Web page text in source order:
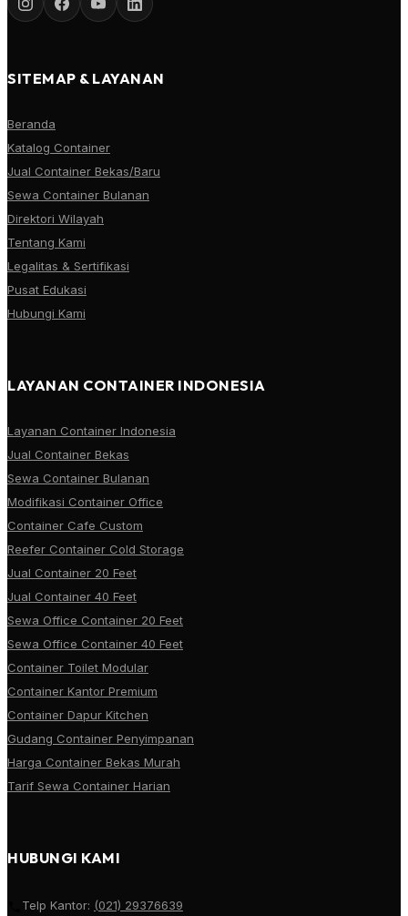
SITEMAP & LAYANAN
Beranda
Katalog Container
Jual Container Bekas/Baru
Sewa Container Bulanan
Direktori Wilayah
Tentang Kami
Legalitas & Sertifikasi
Pusat Edukasi
Hubungi Kami
LAYANAN CONTAINER INDONESIA
Layanan Container Indonesia
Jual Container Bekas
Sewa Container Bulanan
Modifikasi Container Office
Container Cafe Custom
Reefer Container Cold Storage
Jual Container 20 Feet
Jual Container 40 Feet
Sewa Office Container 20 Feet
Sewa Office Container 40 Feet
Container Toilet Modular
Container Kantor Premium
Container Dapur Kitchen
Gudang Container Penyimpanan
Harga Container Bekas Murah
Tarif Sewa Container Harian
HUBUNGI KAMI
Telp Kantor: (021) 29376639